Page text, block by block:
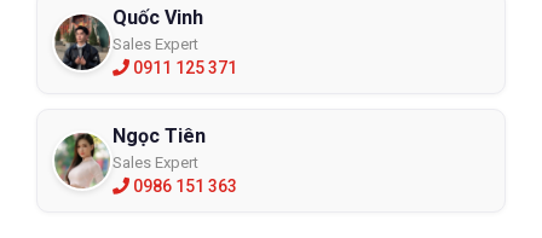
Quốc Vinh
Sales Expert
0911 125 371
Ngọc Tiên
Sales Expert
0986 151 363